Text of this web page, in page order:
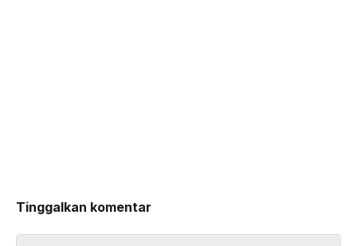
Tinggalkan komentar